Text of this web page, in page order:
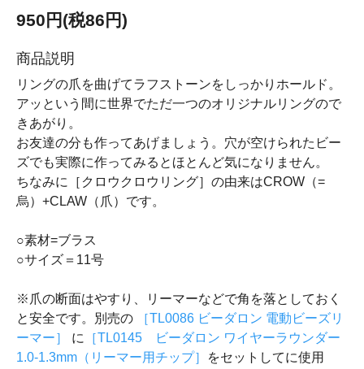
950円(税86円)
商品説明
リングの爪を曲げてラフストーンをしっかりホールド。
アッという間に世界でただ一つのオリジナルリングので
きあがり。
お友達の分も作ってあげましょう。穴が空けられたビー
ズでも実際に作ってみるとほとんど気になりません。
ちなみに［クロウクロウリング］の由来はCROW（=
烏）+CLAW（爪）です。
○素材=ブラス
○サイズ＝11号
※爪の断面はやすり、リーマーなどで角を落としておく
と安全です。別売の ［TL0086 ビーダロン 電動ビーズリ
ーマー］ に
［TL0145 ビーダロン ワイヤーラウンダー
1.0-1.3mm（リーマー用チップ］
をセットしてに使用